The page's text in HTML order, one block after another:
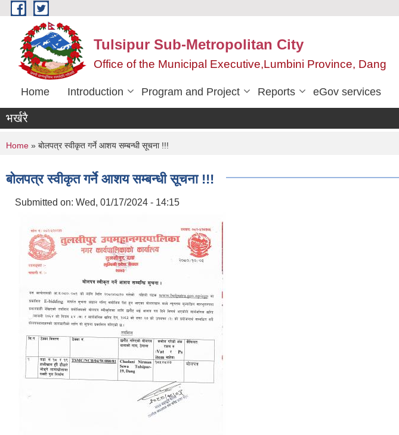
Skip to main content
Tulsipur Sub-Metropolitan City
Office of the Municipal Executive,Lumbini Province, Dang
Home Introduction Program and Project Reports eGov services
भर्खरै
You are here
Home » बोलपत्र स्वीकृत गर्ने आशय सम्बन्धी सूचना !!!
बोलपत्र स्वीकृत गर्ने आशय सम्बन्धी सूचना !!!
Submitted on: Wed, 01/17/2024 - 14:15